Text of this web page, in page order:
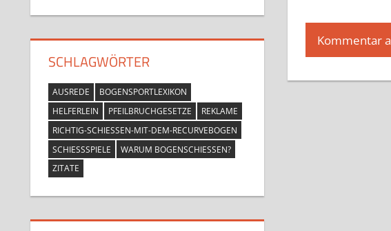
SCHLAGWÖRTER
AUSREDE
BOGENSPORTLEXIKON
HELFERLEIN
PFEILBRUCHGESETZE
REKLAME
RICHTIG-SCHIESSEN-MIT-DEM-RECURVEBOGEN
SCHIESSSPIELE
WARUM BOGENSCHIESSEN?
ZITATE